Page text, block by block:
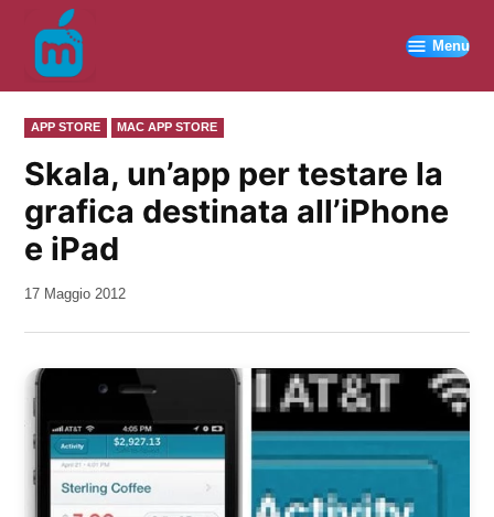
contenuto
Menu
PUBBLICATO
IN
APP STORE MAC APP STORE
Skala, un’app per testare la
grafica destinata all’iPhone
e iPad
da
17 Maggio 2012